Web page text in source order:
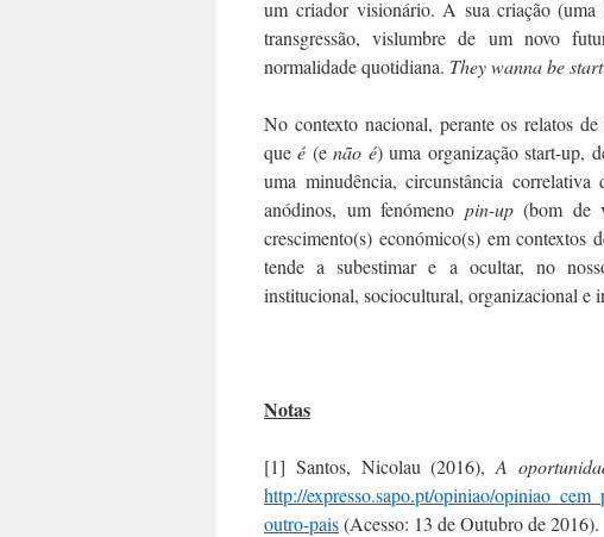
um criador visionário. A sua criação (uma
transgressão, vislumbre de um novo
normalidade quotidiana. They wanna be
No contexto nacional, perante os relatos
queé (enão é) uma organização start-up,
uma minudência, circunstância
anódinos, um fenómeno pin-up(bom de
crescimento(s) económico(s) em contextos
tende a subestimar e a ocultar, no
institucional, sociocultural, organizacional e
Notas
[1] Santos, Nicolau (2016), A
http://expresso.sapo.pt/opiniao/
outro-pais(Acesso: 13 de Outubro de 2016).